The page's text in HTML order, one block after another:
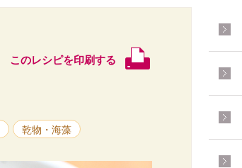
このレシピを印刷する
乾物・海藻